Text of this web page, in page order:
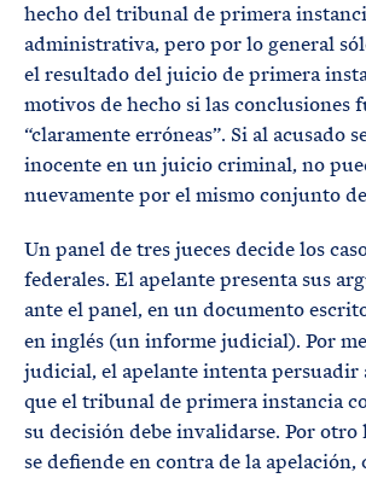
hecho del tribunal de primera
administrativa, pero por lo general
el resultado del juicio de primera
motivos de hecho si las conclusiones
“claramente erróneas”. Si al acusado
inocente en un juicio criminal, no
nuevamente por el mismo conjunto
Un panel de tres jueces decide los
federales. El apelante presenta sus
ante el panel, en un documento
en inglés (un informe judicial). Por
judicial, el apelante intenta persuadir
que el tribunal de primera instancia
su decisión debe invalidarse. Por otro
se defiende en contra de la apelación,